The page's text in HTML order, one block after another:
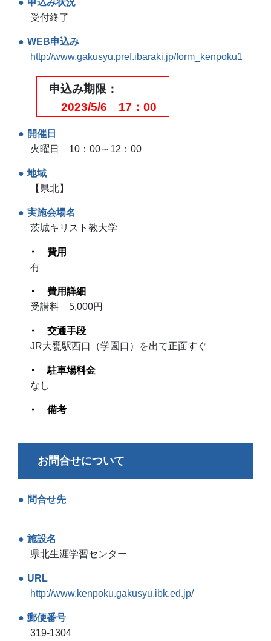
申込み状況
受付終了
WEB申込み
http://www.gakusyu.pref.ibaraki.jp/form_kenpoku1
申込み期限
2023/5/6 17：00
開催日
火曜日 10：00～12：00
地域
【県北】
実施会場名
茨城キリスト教大学
費用
有
費用詳細
受講料 5,000円
交通手段
JR大甕駅西口（学園口）を出て正面すぐ
駐車場料金
なし
備考
お問合せについて
問合せ先
施設名
県北生涯学習センター
URL
http://www.kenpoku.gakusyu.ibk.ed.jp/
郵便番号
319-1304